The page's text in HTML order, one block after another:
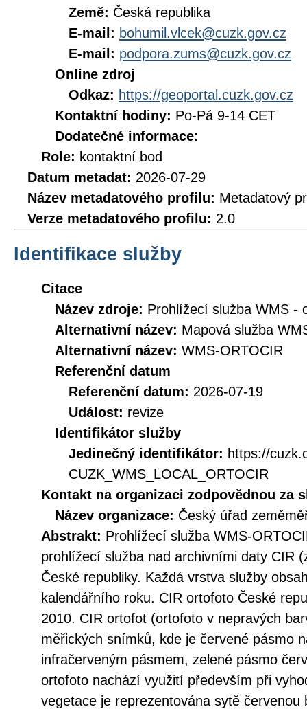
Země: Česká republika
E-mail: bohumil.vlcek@cuzk.gov.cz
E-mail: podpora.zums@cuzk.gov.cz
Online zdroj
Odkaz: https://geoportal.cuzk.gov.cz
Kontaktní hodiny: Po-Pá 9-14 CET
Dodatečné informace:
Role: kontaktní bod
Datum metadat: 2026-07-29
Název metadatového profilu: Metadatový
Verze metadatového profilu: 2.0
Identifikace služby
Citace
Název zdroje: Prohlížecí služba WMS -
Alternativní název: Mapová služba
Alternativní název: WMS-ORTOCIR
Referenční datum
Referenční datum: 2026-07-19
Událost: revize
Identifikátor služby
Jedinečný identifikátor: https://
CUZK_WMS_LOCAL_ORTOCIR
Kontakt na organizaci zodpovědnou za
Název organizace: Český úřad
Abstrakt: Prohlížecí služba WMS-
prohlížecí služba nad archivními daty CIR
České republiky. Každá vrstva služby
kalendářního roku. CIR ortofoto České
2010. CIR ortofot (ortofoto v nepravých
měřických snímků, kde je červené pásmo
infračerveným pásmem, zelené pásmo
ortofoto nachází využití především při
vegetace je reprezentována sytě červenou